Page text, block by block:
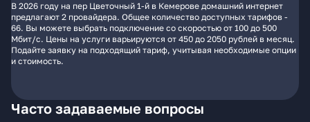
В 2026 году на пер Цветочный 1-й в Кемерове домашний интернет
предлагают 2 провайдера. Общее количество доступных тарифов -
66. Вы можете выбрать подключение со скоростью от 100 до 500
Мбит/с. Цены на услуги варьируются от 450 до 2050 рублей в месяц.
Подайте заявку на подходящий тариф, учитывая необходимые опции
и стоимость.
Часто задаваемые вопросы